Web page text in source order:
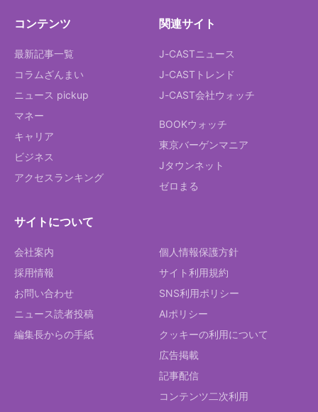
コンテンツ
最新記事一覧
コラムざんまい
ニュース pickup
マネー
キャリア
ビジネス
アクセスランキング
関連サイト
J-CASTニュース
J-CASTトレンド
J-CAST会社ウォッチ
BOOKウォッチ
東京バーゲンマニア
Jタウンネット
ゼロまる
サイトについて
会社案内
採用情報
お問い合わせ
ニュース読者投稿
編集長からの手紙
個人情報保護方針
サイト利用規約
SNS利用ポリシー
AIポリシー
クッキーの利用について
広告掲載
記事配信
コンテンツ二次利用